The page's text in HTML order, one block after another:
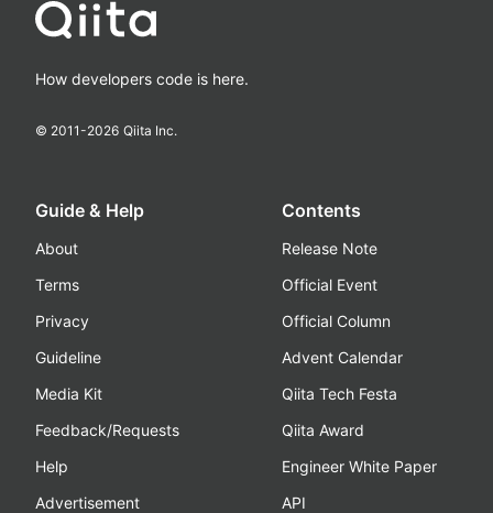
How developers code is here.
© 2011-2026 Qiita Inc.
Guide & Help
About
Terms
Privacy
Guideline
Media Kit
Feedback/Requests
Help
Advertisement
Contents
Release Note
Official Event
Official Column
Advent Calendar
Qiita Tech Festa
Qiita Award
Engineer White Paper
API